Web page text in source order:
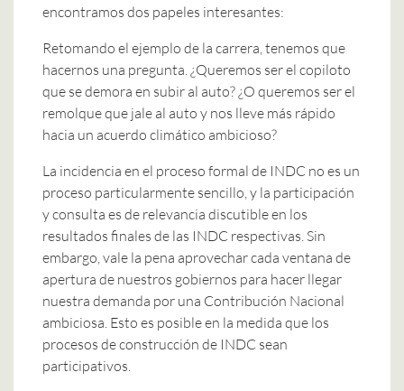
encontramos dos papeles interesantes:
Retomando el ejemplo de la carrera, tenemos que
hacernos una pregunta. ¿Queremos ser el copiloto
que se demora en subir al auto? ¿O queremos ser el
remolque que jale al auto y nos lleve más rápido
hacia un acuerdo climático ambicioso?
La incidencia en el proceso formal de INDC no es un
proceso particularmente sencillo, y la participación
y consulta es de relevancia discutible en los
resultados finales de las INDC respectivas. Sin
embargo, vale la pena aprovechar cada ventana de
apertura de nuestros gobiernos para hacer llegar
nuestra demanda por una Contribución Nacional
ambiciosa. Esto es posible en la medida que los
procesos de construcción de INDC sean
participativos.